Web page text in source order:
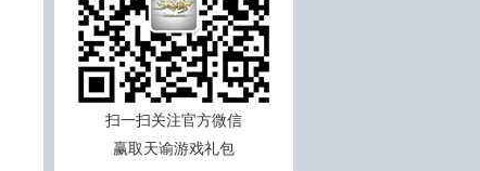
扫一扫关注官方微信
赢取天谕游戏礼包